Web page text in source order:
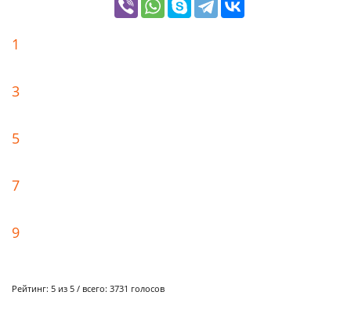
1
3
5
7
9
Рейтинг: 5 из 5 / всего: 3731 голосов